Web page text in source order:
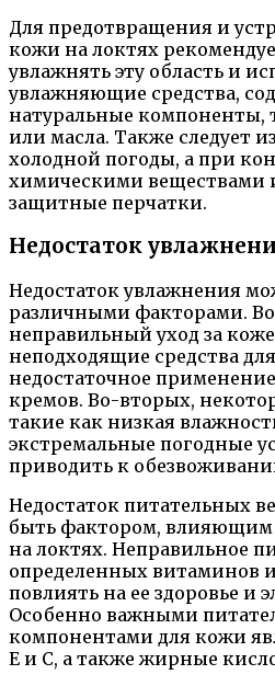
Для предотвращения и
кожи на локтях
увлажнять эту область и
увлажняющие средства,
натуральные компоненты,
или масла. Также следует
холодной погоды, а при
химическими веществами
защитные перчатки.
Недостаток
Недостаток увлажнения
различными факторами.
неправильный уход за
неподходящие средства
недостаточное
кремов. Во-вторых,
такие как низкая
экстремальные погодные
приводить к
Недостаток питательных
быть фактором, влияющим
на локтях. Неправильное
определенных витаминов
повлиять на ее здоровье и
Особенно важными
компонентами для кожи
Е и С, а также жирные